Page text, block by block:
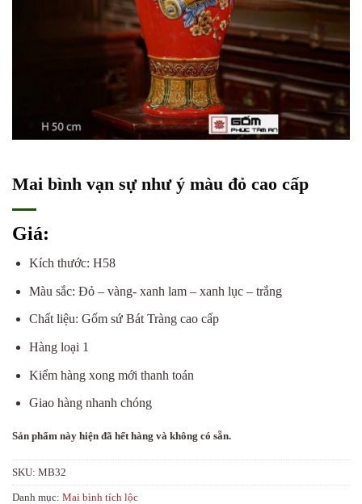
Mai bình vạn sự như ý màu đỏ cao cấp
Giá:
Kích thước: H58
Màu sắc: Đỏ – vàng- xanh lam – xanh lục – trắng
Chất liệu: Gốm sứ Bát Tràng cao cấp
Hàng loại 1
Kiểm hàng xong mới thanh toán
Giao hàng nhanh chóng
Sản phẩm này hiện đã hết hàng và không có sẵn.
SKU: MB32
Danh mục: Mai bình tích lộc